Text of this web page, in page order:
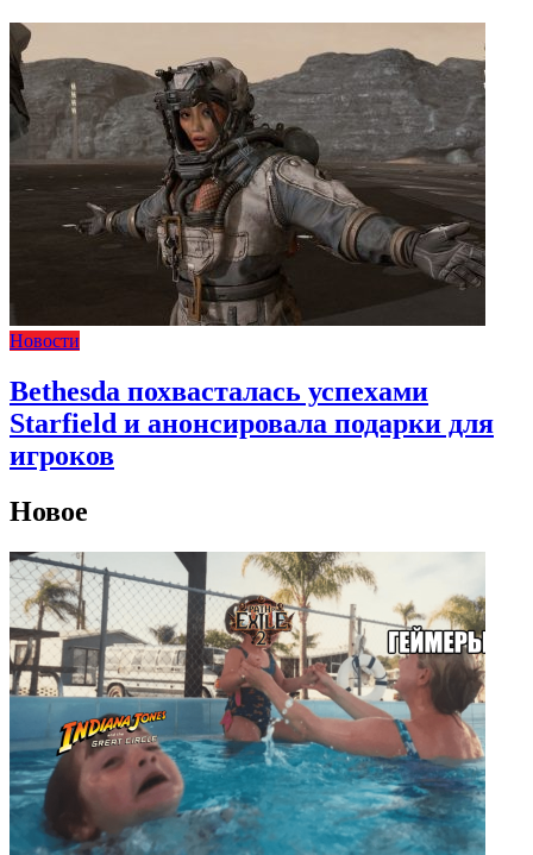
Новости
Bethesda похвасталась успехами
Starfield и анонсировала подарки для
игроков
Новое